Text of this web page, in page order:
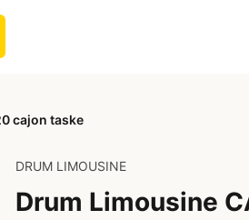
cajon taske
DRUM LIMOUSINE
Drum Limousine